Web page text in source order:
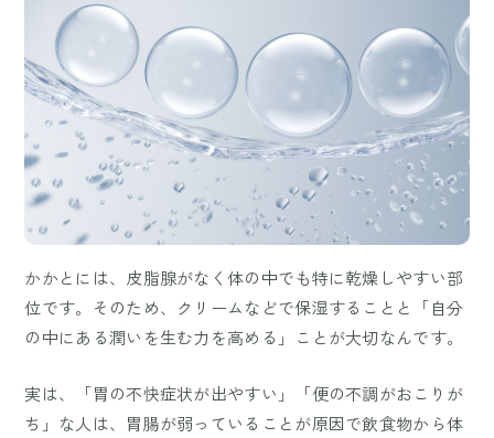
かかとには、皮脂腺がなく体の中でも特に乾燥しやすい部
位です。そのため、クリームなどで保湿することと「自分
の中にある潤いを生む力を高める」ことが大切なんです。
実は、「胃の不快症状が出やすい」「便の不調がおこりが
ち」な人は、胃腸が弱っていることが原因で飲食物から体